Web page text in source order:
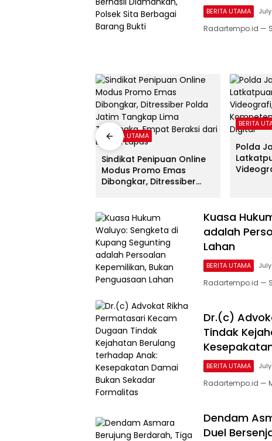
BERITA UTAMA
Radartempo.id —
BERITA UTAMA
Sindikat Penipuan Online
Modus Promo Emas
Dibongkar, Ditressiber
Beraksi dari Dalam Lapas
BERITA
Polda
Kuasa
adalah
Lahan
BERITA UTAMA
Radartempo.id —
Dr.(c)
Tindak
BERITA UTAMA
Radartempo.id —
Dendam
Duel